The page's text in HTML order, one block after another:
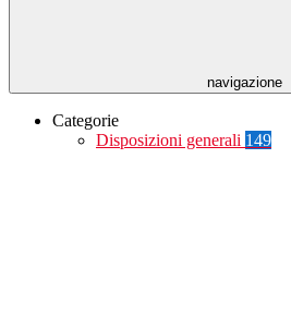
navigazione
Categorie
Disposizioni generali 149